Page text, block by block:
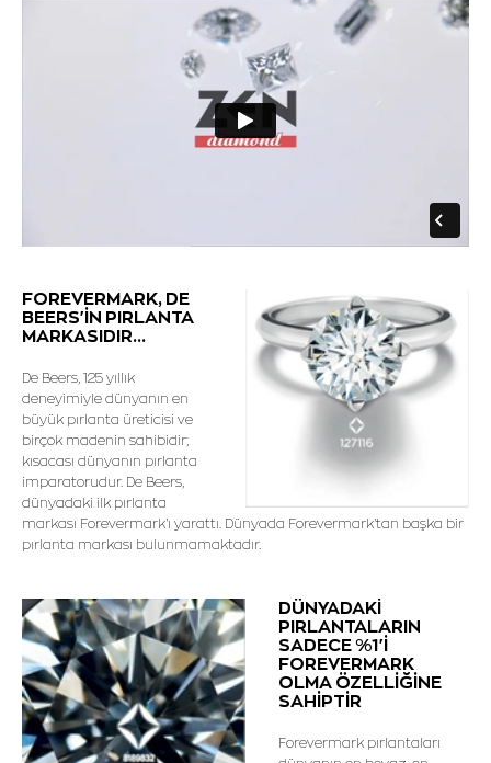
FOREVERMARK, DE
BEERS'İN PIRLANTA
MARKASIDIR...
De Beers, 125 yıllık
deneyimiyle dünyanın en
büyük pırlanta üreticisi ve
birçok madenin sahibidir;
kısacası dünyanın pırlanta
imparatorudur. De Beers,
dünyadaki ilk pırlanta
markası Forevermark'ı yarattı. Dünyada Forevermark'tan başka bir
pırlanta markası bulunmamaktadır.
DÜNYADAKİ
PIRLANTALARIN
SADECE %1'İ
FOREVERMARK
OLMA ÖZELLİĞİNE
SAHİPTİR
Forevermark pırlantaları